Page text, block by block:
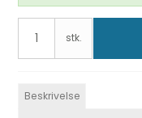
stk.
Beskrivelse